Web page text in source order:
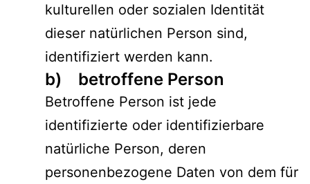
kulturellen oder sozialen Identität
dieser natürlichen Person sind,
identifiziert werden kann.
b) betroffene Person
Betroffene Person ist jede
identifizierte oder identifizierbare
natürliche Person, deren
personenbezogene Daten von dem für